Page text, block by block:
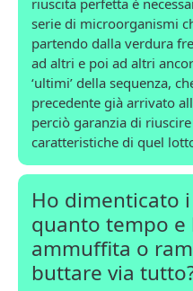
serie di microorganismi
partendo dalla verdura
ad altri e poi ad altri
‘ultimi’ della sequenza,
precedente già arrivato
perciò garanzia di
caratteristiche di quel
Ho dimenticato
quanto tempo e
ammuffita o
buttare via